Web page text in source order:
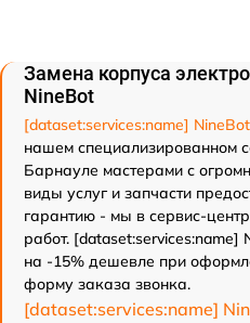
Замена корпуса
NineBot
[dataset:services:name]
нашем специализированном
Барнауле мастерами с
виды услуг и запчасти
гарантию - мы в сервис-
работ. [dataset:services:name]
на -15% дешевле при
форму заказа звонка.
[dataset:services:name]